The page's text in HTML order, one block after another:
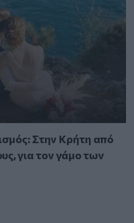
Στην Κρήτη από
για τον γάμο των